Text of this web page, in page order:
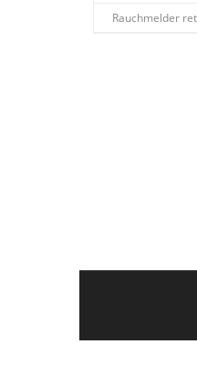
Rauchmelder